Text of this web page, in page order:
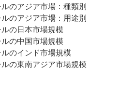
のアジア市場：種類別
のアジア市場：用途別
の日本市場規模
の中国市場規模
のインド市場規模
の東南アジア市場規模